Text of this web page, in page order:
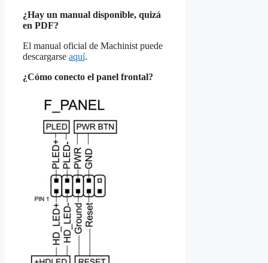
¿Hay un manual disponible, quizá
en PDF?
El manual oficial de Machinist puede
descargarse aquí.
¿Cómo conecto el panel frontal?